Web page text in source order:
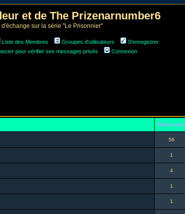
et de The Prizenarnumber6
d'échange sur la série "Le Prisonnier"
Liste des Membres Groupes d'utilisateurs
S'enregistrer
pour vérifier ses messages privés Connexion
Réponses
56
1
4
1
1